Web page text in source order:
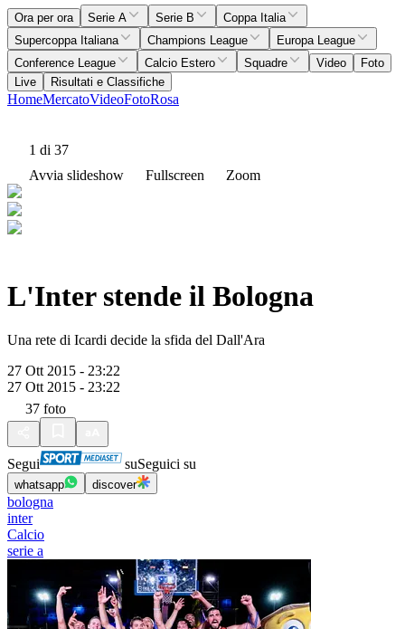
Ora per ora Serie A Serie B
Coppa Italia
Supercoppa Italiana
Champions League
Europa League
Conference League
Calcio Estero Squadre Video
Foto
Live
Risultati e Classifiche
HomeMercatoVideoFotoRosa
1 di 37
Avvia slideshow
Fullscreen Zoom
L'Inter stende il Bologna
Una rete di Icardi decide la sfida del Dall'Ara
27 Ott 2015 - 23:22
27 Ott 2015 - 23:22
37 foto
Segui suSeguici su
whatsapp discover
bologna
inter
Calcio
serie a